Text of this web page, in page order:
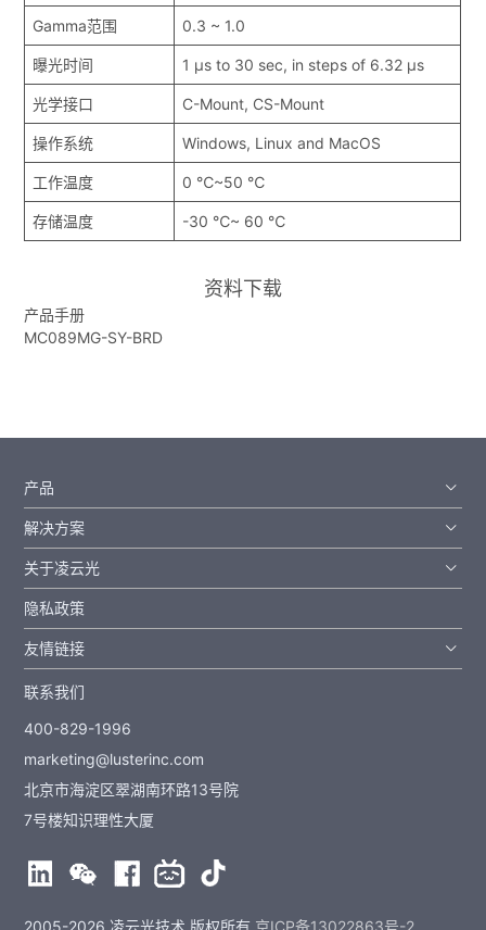
Gamma范围 0.3 ~ 1.0
曝光时间 1 μs to 30 sec, in steps of 6.32 μs
光学接口 C-Mount, CS-Mount
操作系统 Windows, Linux and MacOS
工作温度 0 ℃~50 ℃
存储温度 -30 ℃~ 60 ℃
资料下载
产品手册
MC089MG-SY-BRD
产品
解决方案
关于凌云光
隐私政策
友情链接
联系我们
400-829-1996
marketing@lusterinc.com
北京市海淀区翠湖南环路13号院
7号楼知识理性大厦
2005-2026 凌云光技术 版权所有 京ICP备13022863号-2